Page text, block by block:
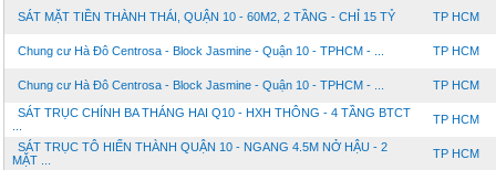
SÁT MẶT TIỀN THÀNH THÁI, QUẬN 10 - 60M2, 2 TẦNG - CHỈ 15 TỶ TP HCM
Chung cư Hà Đô Centrosa - Block Jasmine - Quận 10 - TPHCM - ... TP HCM
Chung cư Hà Đô Centrosa - Block Jasmine - Quận 10 - TPHCM - ... TP HCM
SÁT TRỤC CHÍNH BA THÁNG HAI Q10 - HXH THÔNG - 4 TẦNG BTCT
TP HCM
SÁT TRỤC TÔ HIẾN THÀNH QUẬN 10 - NGANG 4.5M NỞ HẬU - 2
MẶT ...
TP HCM